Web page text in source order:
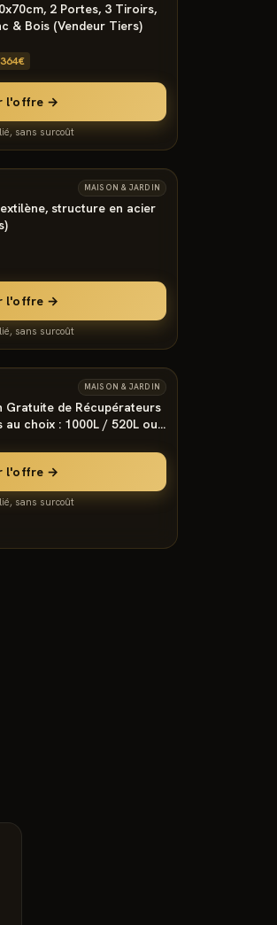
2 Portes, 3 Tiroirs,
& Bois (Vendeur Tiers)
364€
l'offre →
sans surcoût
16
MAISON & JARDIN
structure en acier
l'offre →
sans surcoût
MAISON & JARDIN
Gratuite de Récupérateurs
au choix : 1000L / 520L ou
l'offre →
sans surcoût